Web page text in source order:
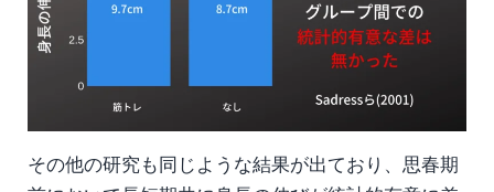
その他の研究も同じような結果が出ており、思春期